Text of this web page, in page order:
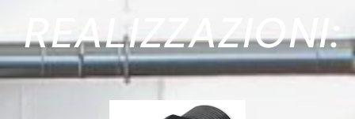
REALIZZAZIONI: